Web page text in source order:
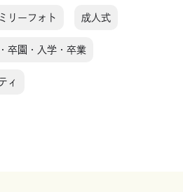
リーフォト 成人式
卒園・入学・卒業
ィ